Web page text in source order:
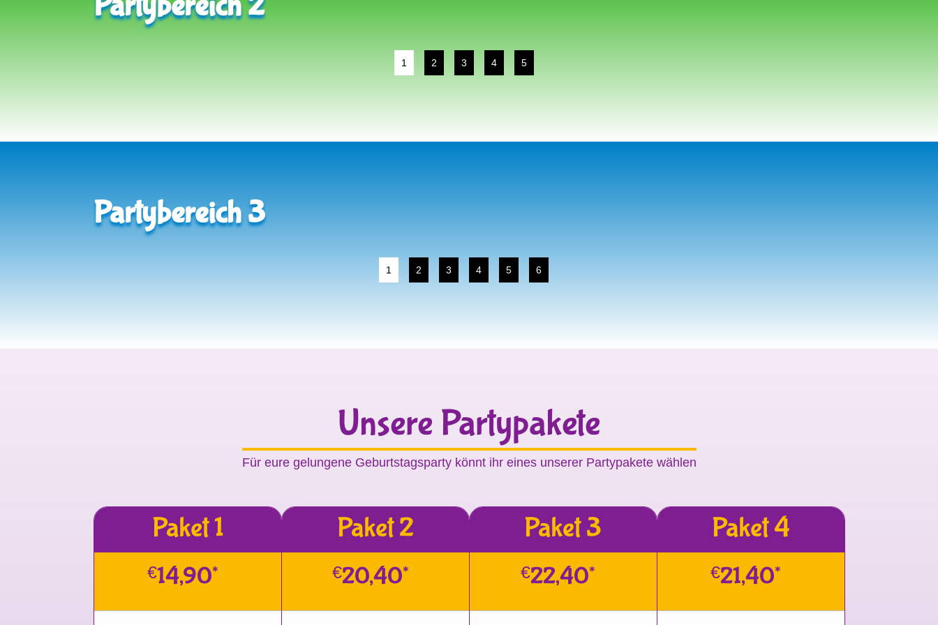
1 2 3 4 5
Partybereich 3
1 2 3 4 5 6
Unsere Partypakete
Für eure gelungene Geburtstagsparty könnt ihr eines unserer Partypakete wählen
Paket 1
€14,90*
Paket 2
€20,40*
Paket 3
€22,40*
Paket 4
€21,40*